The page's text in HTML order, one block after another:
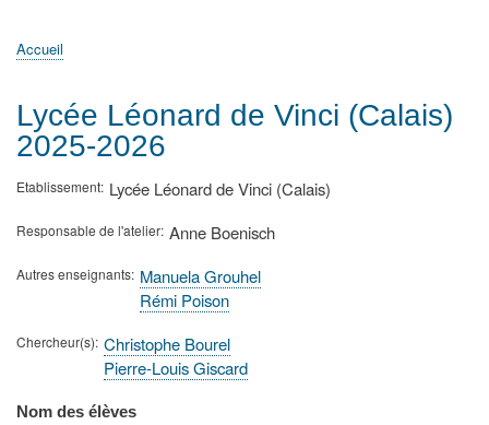
Accueil
ActualitésMATh.en.JEANS ?
Régions et Ateliers
Créer, gérer un atelier
Sujets/Publications
Congrès
d'Ariane
Accueil
Lycée Léonard de Vinci (Calais)
2025-2026
Etablissement Lycée Léonard de Vinci (Calais)
Responsable de l'atelier Anne Boenisch
Autres enseignants Manuela Grouhel
Rémi Poison
Chercheur(s) Christophe Bourel
Pierre-Louis Giscard
Nom des élèves